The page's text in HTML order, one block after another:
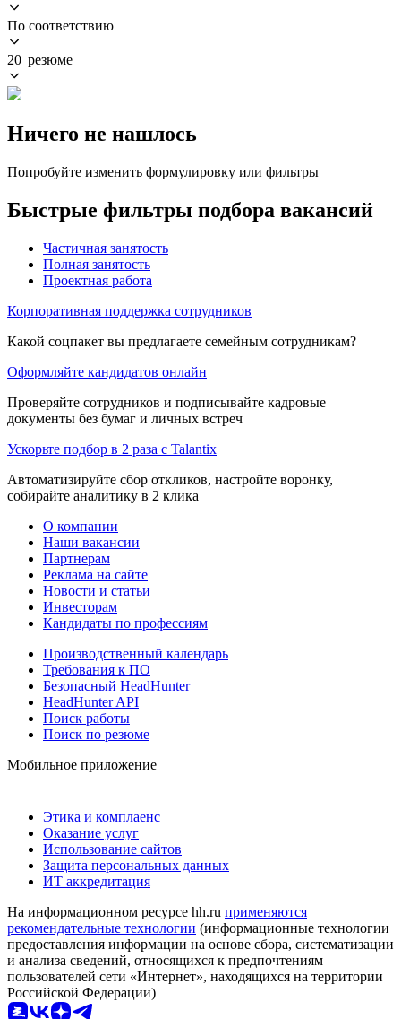
По соответствию
20 резюме
Ничего не нашлось
Попробуйте изменить формулировку или фильтры
Быстрые фильтры подбора вакансий
Частичная занятость
Полная занятость
Проектная работа
Корпоративная поддержка сотрудников
Какой соцпакет вы предлагаете семейным сотрудникам?
Оформляйте кандидатов онлайн
Проверяйте сотрудников и подписывайте кадровые
документы без бумаг и личных встреч
Ускорьте подбор в 2 раза с Talantix
Автоматизируйте сбор откликов, настройте воронку,
собирайте аналитику в 2 клика
О компании
Наши вакансии
Партнерам
Реклама на сайте
Новости и статьи
Инвесторам
Кандидаты по профессиям
Производственный календарь
Требования к ПО
Безопасный HeadHunter
HeadHunter API
Поиск работы
Поиск по резюме
Мобильное приложение
Этика и комплаенс
Оказание услуг
Использование сайтов
Защита персональных данных
ИТ аккредитация
На информационном ресурсе hh.ru применяются
рекомендательные технологии (информационные технологии
предоставления информации на основе сбора, систематизации
и анализа сведений, относящихся к предпочтениям
пользователей сети «Интернет», находящихся на территории
Российской Федерации)